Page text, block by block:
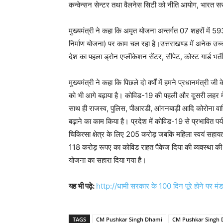
कन्वेन्सन सेन्टर तथा वैलनेस सिटी को नीति आयोग, भारत
मुख्यमंत्री ने कहा कि अमृत योजना अन्तर्गत 07 शहरों में
निर्माण योजना) पर काम चल रहा है।उत्तराखण्ड में अनेक
देश का पहला ड्रोन एप्लीकेशन सेंटर, सीपेट, कोस्ट
मुख्यमंत्री ने कहा कि पिछले दो वर्षों में हमने प्रधानमंत्री जी
को भी आगे बढ़ाया है। कोविड-19 की पहली और दूसरी लहर में
साथ ही राजस्व, पुलिस, पीआरडी, आंगनबाड़ी आदि कोरोना
बढ़ाने का काम किया है। प्रदेश में कोविड-19 से प्रभावित
चिकित्सा क्षेत्र के लिए 205 करोड़ जबकि महिला स्वयं
118 करोड़ रूपए का कोविड राहत पैकेज दिया की व्यवस्था
योजना का सहारा दिया गया है।
यह भी पढ़े: http://धामी सरकार के 100 दिन पूरे होने पर
TAGS CM Pushkar Singh Dhami CM Pushkar